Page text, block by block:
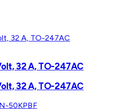
32 A, TO-247AC
32 A, TO-247AC
50KPBF